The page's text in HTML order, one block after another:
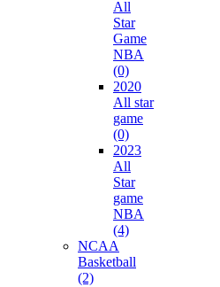
All
Star
Game
NBA
(0)
2020
All star
game
(0)
2023
All
Star
game
NBA
(4)
NCAA
Basketball
(2)